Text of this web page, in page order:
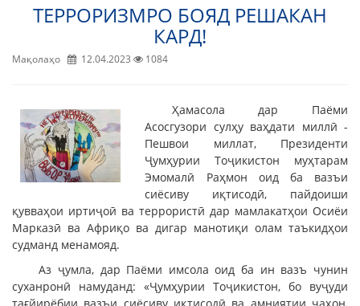
ТЕРРОРИЗМРО БОЯД РЕШАКАН
КАРД!
Мақолаҳо 12.04.2023 1084
Ҳамасола дар Паёми
Асосгузори сулҳу ваҳдати миллӣ -
Пешвои миллат, Президенти
Ҷумҳурии Тоҷикистон муҳтарам
Эмомалӣ Раҳмон оид ба вазъи
сиёсиву иқтисодӣ, пайдоиши
қувваҳои иртиҷоӣ ва террористӣ дар мамлакатҳои Осиёи
Марказӣ ва Африқо ва дигар манотиқи олам таъкидҳои
судманд менамояд.
Аз ҷумла, дар Паёми имсола оид ба ин вазъ чунин
суханронӣ намуданд: «Ҷумҳурии Тоҷикистон, бо вуҷуди